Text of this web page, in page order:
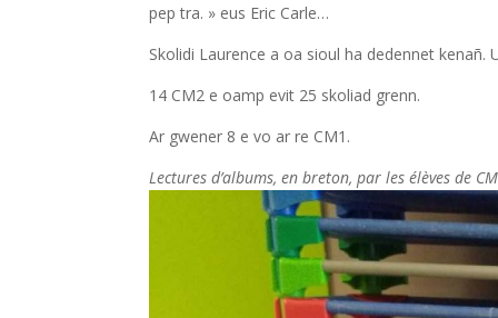
pep tra. » eus Eric Carle…
Skolidi Laurence a oa sioul ha dedennet kenañ.
14 CM2 e oamp evit 25 skoliad grenn.
Ar gwener 8 e vo ar re CM1.
Lectures d’albums, en breton, par les élèves de